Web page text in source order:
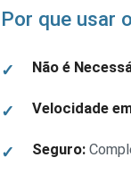
Por que usar
Não é
Velocidade
Seguro: